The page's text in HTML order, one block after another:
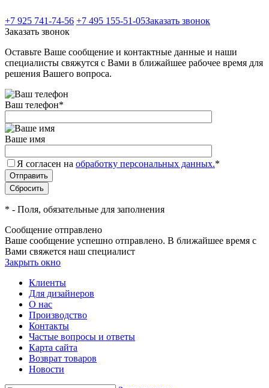
+7 925 741-74-56 +7 495 155-51-05Заказать звонок
Заказать звонок
Оставьте Ваше сообщение и контактные данные и наши
специалисты свяжутся с Вами в ближайшее рабочее время для
решения Вашего вопроса.
Ваш телефон*
Ваше имя
Я согласен на обработку персональных данных.*
* - Поля, обязательные для заполнения
Сообщение отправлено
Ваше сообщение успешно отправлено. В ближайшее время с
Вами свяжется наш специалист
Закрыть окно
Клиенты
Для дизайнеров
О нас
Производство
Контакты
Частые вопросы и ответы
Карта сайта
Возврат товаров
Новости